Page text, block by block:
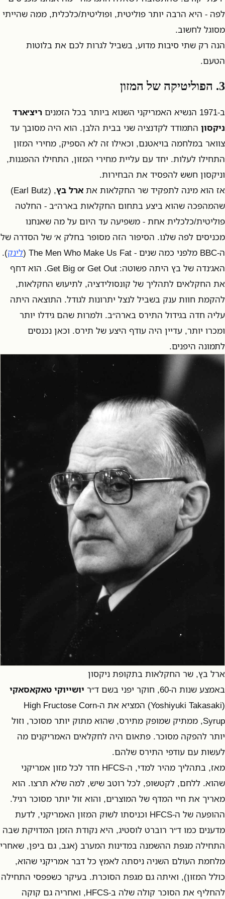
לפה - היא הרבה יותר פוליטית, ופוליטית/כלכלית, ממה שהייתי
מסוגל לחשוב.
הנה רק שתי סיבות מדוע, בשביל לגרות לכם את בלוטות
הטעם.
3. הפוליטיקה של המזון
ב-1971 הנשיא האמריקני השנוא ביותר בכל הזמנים
ריצ׳ארד
ניקסון התמודד לקדנציה שני בבית הלבן. הוא היה מסובך עד
צוואר במלחמה בויאטנם, וכאילו זה לא הספיק, מחירי המזון
התחילו לעלות. יחד עם עליית מחירי המזון, התחילו ההפגנות,
וניקסון חשש להפסיד את הבחירות.
אז הוא מינה לתפקיד שר החקלאות את ארל בץ
, (Earl Butz)
שהמהפכה שהוא ביצע בתחום החקלאות בארה״ב - החלטה
פוליטית/כלכלית אחת - משפיעה עד היום על מה שאנחנו
מכניסים לפה שלנו. הסיפור הזה מסופר בחלק א׳ של הסדרה של
ה-BBC מלפני כמה שנים - The Men Who Make Us Fat (
לינק).
האג׳נדה של בץ היתה פשוטה: Get Big or Get Out. הוא דחף
את החקלאים לתהליך של קונסולידציה, לתיעוש החקלאות,
להקמת חוות ענק בשביל לנצל יתרונות לגודל. התוצאה היתה
עליה חדה בגידול התירס בארה״ב. ולמרות שהם גידלו יותר
ומכרו יותר, עדיין היה עודף היצע של תירס. וכאן נכנסים
לתמונה היפנים.
ארל בץ, שר החקלאות בתקופת ניקסון
באמצע שנות ה-60, חוקר יפני בשם ד״ר
יושייוקי טאקאסאקי
(Yoshiyuki Takasaki) המציא את ה-High Fructose Corn
Syrup, ממתיק שמופק מתירס, שהוא מתוק יותר מסוכר, וזול
יותר להפקה מסוכר. פתאום היה לחקלאים האמריקנים מה
לעשות עם עודפי התירס שלהם.
מאז, בתהליך מהיר למדי, ה-HFCS חדר לכל מזון אמריקני
שהוא. ללחם, לקטשופ, לכל רוטב שיש, למה שלא תרצו. הוא
מאריך את חיי המדף של המוצרים, והוא זול יותר מסוכר רגיל.
ההופעה של ה-HFCS וכניסתו לשוק המזון האמריקני, לדעת
מדענים כמו ד״ר רוברט לוסטיג, היא נקודת הזמן המדויקת שבה
התחילה מגפת ההשמנה במדינות המערב (אגב, גם ביפן, שאחרי
מלחמת העולם השניה ניסתה לאמץ כל דבר אמריקני שהוא,
כולל המזון), ואיתה גם מגפת הסוכרת. בעיקר כשפפסי התחילה
להחליף את הסוכר קולה שלה ב-HFCS, ואחריה גם קוקה